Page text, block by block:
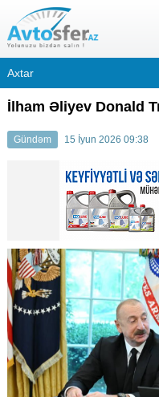
İlham Əliyev Donald
Gündəm 15 İyun 2026 09:38